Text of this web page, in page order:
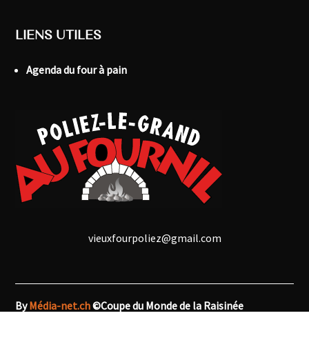
LIENS UTILES
Agenda du four à pain
vieuxfourpoliez@gmail.com
ByMédia-net.ch©Coupe du Monde de la Raisinée